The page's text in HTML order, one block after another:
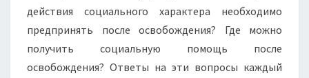
действия социального характера необходимо
предпринять после освобождения? Где можно
получить социальную помощь после
освобождения? Ответы на эти вопросы каждый